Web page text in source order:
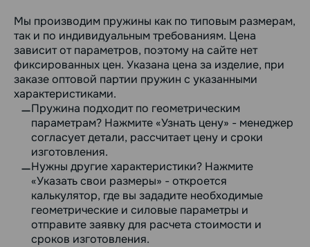
Мы производим пружины как по типовым размерам,
так и по индивидуальным требованиям. Цена
зависит от параметров, поэтому на сайте нет
фиксированных цен. Указана цена за изделие, при
заказе оптовой партии пружин с указанными
характеристиками.
Пружина подходит по геометрическим
параметрам? Нажмите «Узнать цену» - менеджер
согласует детали, рассчитает цену и сроки
изготовления.
Нужны другие характеристики? Нажмите
«Указать свои размеры» - откроется
калькулятор, где вы зададите необходимые
геометрические и силовые параметры и
отправите заявку для расчета стоимости и
сроков изготовления.